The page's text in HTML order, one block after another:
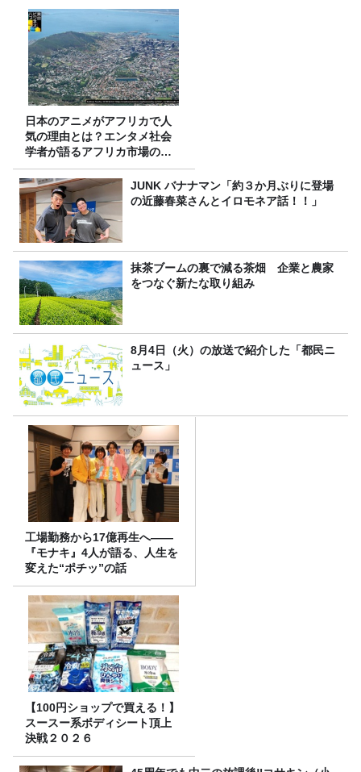
日本のアニメがアフリカで人
気の理由とは？エンタメ社会
学者が語るアフリカ市場のリ
アル
JUNK バナナマン「約３か月ぶりに登場
の近藤春菜さんとイロモネア話！！」
抹茶ブームの裏で減る茶畑 企業と農家
をつなぐ新たな取り組み
8月4日（火）の放送で紹介した「都民ニ
ュース」
工場勤務から17億再生へ——
『モナキ』4人が語る、人生を
変えた“ポチッ”の話
【100円ショップで買える！】
スースー系ボディシート頂上
決戦２０２６